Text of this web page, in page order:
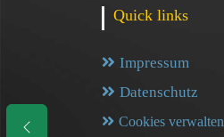
Quick links
Impressum
Datenschutz
Cookies verwalten